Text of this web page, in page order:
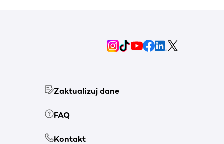
Zaktualizuj dane
FAQ
Kontakt